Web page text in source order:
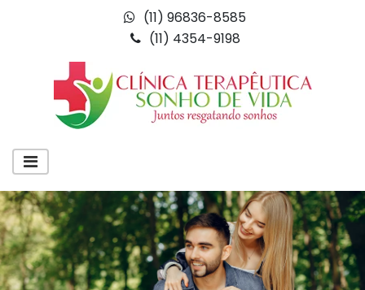
(11) 96836-8585
(11) 4354-9198